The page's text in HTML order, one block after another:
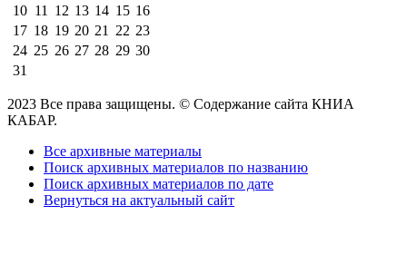
10 11 12 13 14 15 16
17 18 19 20 21 22 23
24 25 26 27 28 29 30
31
2023 Все права защищены. © Содержание сайта КНИА
КАБАР.
Все архивные материалы
Поиск архивных материалов по названию
Поиск архивных материалов по дате
Вернуться на актуальный сайт